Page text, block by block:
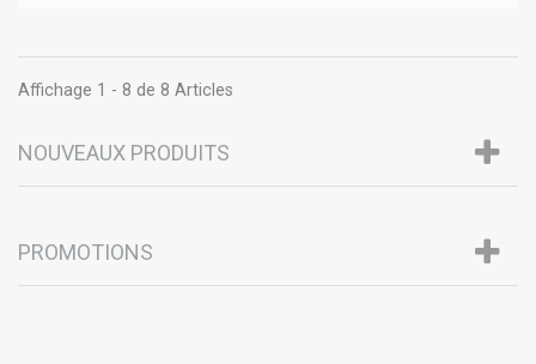
Affichage 1 - 8 de 8 Articles
NOUVEAUX PRODUITS
PROMOTIONS